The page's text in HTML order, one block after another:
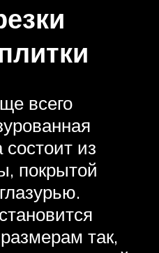
всего
из
покрытой
так,